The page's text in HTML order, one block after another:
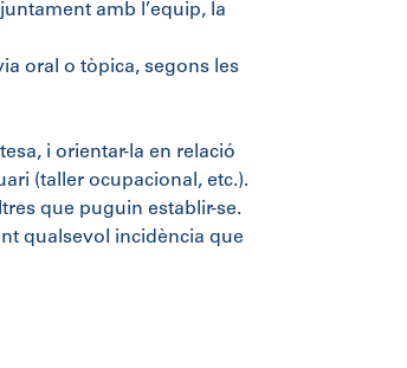
amb l’equip, la
oral o tòpica, segons les
i orientar-la en relació
(taller ocupacional, etc.).
que puguin establir-se.
qualsevol incidència que